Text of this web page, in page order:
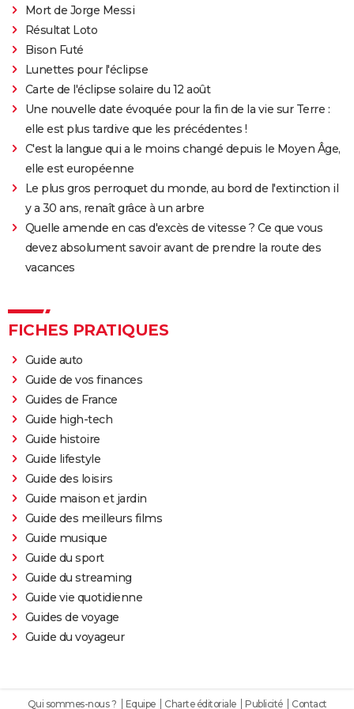
The Batman : intrigue, casting, avis, streaming,
bande-annonce...
Piège de cristal
Batman v Superman : le crossover de super-héros a-
t-il une suite ?
Morbius : y a-t-il une scène post-générique à la fin du
film ?
Spider-Man No Way Home : où voir le film en VOD
streaming et à quel prix ?
Les Éternels : que signifient les scènes post-
générique ? Explications
The Suicide Squad : synopsis, casting, bande-
annonce, seances, streaming...
film
Avengers 6 : date, personnages... Tout sur Secret
Wars
The Northman
Sonic 2 : intrigue, casting, streaming, avis... Les infos
sur le film
des Quatre Fantastiques ?
The Batman 2 : la suite annoncée, Matt Reeves et
Robert Pattinson de retour
Spider-Man Brand New Day : Tom Holland retrouve
des visages familiers de Marvel dans la bande-
annonce
Legend of Zelda, le film : qui sont Bo Bragason et
Benjamin Evan Ainsworth, les acteurs principaux ?
Mort de Jorge Messi
Résultat Loto
Bison Futé
Lunettes pour l'éclipse
Carte de l'éclipse solaire du 12 août
Une nouvelle date évoquée pour la fin de la vie sur Terre :
elle est plus tardive que les précédentes !
C'est la langue qui a le moins changé depuis le Moyen Âge,
elle est européenne
Le plus gros perroquet du monde, au bord de l'extinction il
y a 30 ans, renaît grâce à un arbre
Quelle amende en cas d'excès de vitesse ? Ce que vous
devez absolument savoir avant de prendre la route des
vacances
FICHES PRATIQUES
Guide auto
Guide de vos finances
Guides de France
Guide high-tech
Guide histoire
Guide lifestyle
Guide des loisirs
Guide maison et jardin
Guide des meilleurs films
Guide musique
Guide du sport
Guide du streaming
Guide vie quotidienne
Guides de voyage
Guide du voyageur
Qui sommes-nous ? Equipe Charte éditoriale Publicité Contact